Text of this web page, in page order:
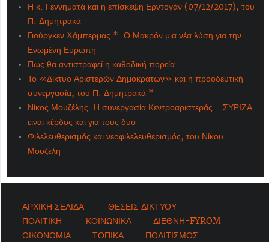
Η κ. Γεννηματά και η επίσκεψη Ερντογάν (07/12/2017), του
Π. Δημητρακά
Γιούργκεν Xάμπερμας *: Ο Μακρόν μια νέα λύση για την
Ενωμένη Ευρώπη
Πως θα αντιστραφεί η καθοδική πορεία
Το «Δίκτυο Αριστερών Δημοκρατών» και η προοδευτική
συνεργασία, του Π. Δημητρακά *
Νίκος Μουζέλης: Η συνεργασία Κεντροαριστεράς – ΣΥΡΙΖΑ
είναι κέρδος και για τους δύο
Φιλελευθερισμός και νεοφιλελευθερισμός, του Νίκου
Μουζέλη
ΑΡΧΙΚΗ ΣΕΛΙΔΑ
ΘΕΣΕΙΣ ΔΙΚΤΥΟΥ
ΠΟΛΙΤΙΚΗ
ΚΟΙΝΩΝΙΚΑ
ΔΙΕΘΝΗ-FYROM
ΟΙΚΟΝΟΜΙΑ
ΤΟΠΙΚΑ ΠΟΛΙΤΙΣΜΟΣ